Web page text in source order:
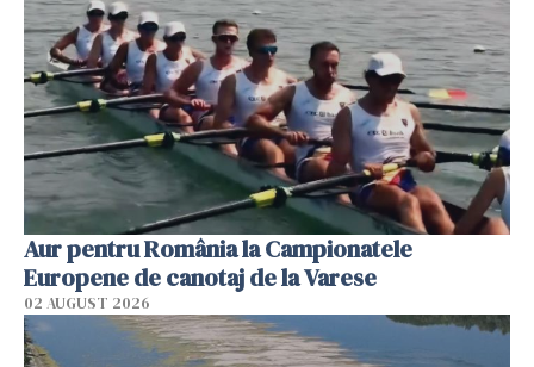
Aur pentru România la Campionatele
Europene de canotaj de la Varese
02 AUGUST 2026